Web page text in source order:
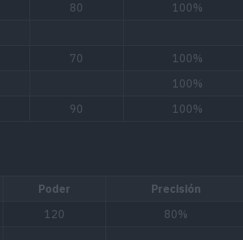
80
100%
70
100%
100%
90 100%
Poder
Precisión
120
80%